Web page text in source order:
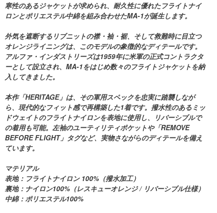
寒性のあるジャケットが求められ、耐久性に優れたフライトナイ
ロンとポリエステル中綿を組み合わせたMA-1が誕生します。
外気を遮断するリブニットの襟・袖・裾、そして救難時に目立つ
オレンジライニングは、このモデルの象徴的なディテールです。
アルファ・インダストリーズは1959年に米軍の正式コントラクタ
ーとして設立され、MA-1をはじめ数々のフライトジャケットを納
入してきました。
本作「HERITAGE」は、その軍用スペックを忠実に踏襲しなが
ら、現代的なフィット感で再構築した1着です。撥水性のあるミッ
ドウェイトのフライトナイロンを表地に使用し、リバーシブルで
の着用も可能。左袖のユーティリティポケットや「REMOVE
BEFORE FLIGHT」タグなど、実物さながらのディテールを備え
ています。
マテリアル
表地：フライトナイロン 100%（撥水加工）
裏地：ナイロン100%（レスキューオレンジ / リバーシブル仕様）
中綿：ポリエステル100%